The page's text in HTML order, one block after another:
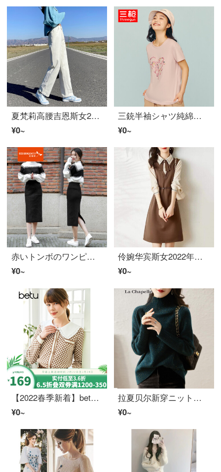
夏梵莉高腰吉恩斯女2022年春季新着レディス时尚裤女百搭长裤女高腰搭扣设计脚边宽松直筒吉恩斯女杏色XS
¥0~
三銃半袖シャツ純綿女2022春夏水柔綿丸襟半袖Tシャツゆったり通気プリント下地シャツファンデーション花170(XL)
¥0~
赤いトンボのワンピスのスーツの新しい韓国版のファッションのニットの長袖と中長の金のレディのスフィアのスカーフのスーツのスカートのピクチャーの色は平均しています
¥0~
伶婉华宾斯女2022年春秋新着レディスフィア気质假两件连接蝶ネクタイベルト腰装饰ファッションスカート子女潮新品早秋カレー色M
¥0~
【2022春季新着】betu百図レディスフィアレトロ丸襟長袖摩卡棋盤格小香風カーディガンニット女2202 T 05浅カレーXS
¥0~
拉夏贝尔新穿ニットレディスフィア新品2021百搭头衫套塔圆领针织地底衫内搭衫外穿ニット女蓝.平均サイズ(80斤-140斤を推奨)
¥0~